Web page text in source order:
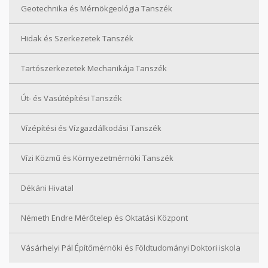
Geotechnika és Mérnökgeológia Tanszék
Hidak és Szerkezetek Tanszék
Tartószerkezetek Mechanikája Tanszék
Út- és Vasútépítési Tanszék
Vízépítési és Vízgazdálkodási Tanszék
Vízi Közmű és Környezetmérnöki Tanszék
Dékáni Hivatal
Németh Endre Mérőtelep és Oktatási Központ
Vásárhelyi Pál Építőmérnöki és Földtudományi Doktori iskola